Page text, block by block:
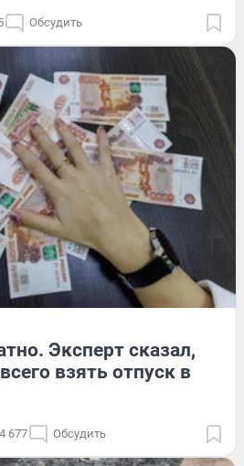
Обсудить
Эксперт сказал,
взять отпуск в
4 677 Обсудить